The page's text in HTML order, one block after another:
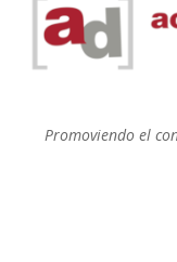
Promoviendo el